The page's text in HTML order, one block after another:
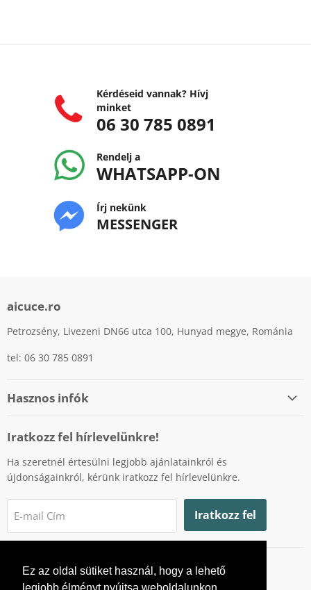
Ez az oldal sütiket használ, hogy a lehető
Kérdéseid vannak? Hívj
minket
06 30 785 0891
Rendelj a
WHATSAPP-ON
Írj nekünk
MESSENGER
aicuce.ro
Petrozsény, Livezeni DN66 utca 100, Hunyad megye, Románia
tel: 06 30 785 0891
Hasznos infók
Cookiek (sütik) használatának szabályzata
Fizetési lehetőségek
Szállítás
Iratkozz fel hírlevelünkre!
Ha szeretnél értesülni legjobb ajánlatainkról és
újdonságainkról, kérünk iratkozz fel hírlevelünkre.
E-mail Cím Iratkozz fel
Ne Ne